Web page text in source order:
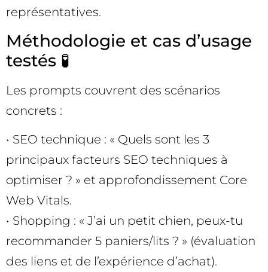
représentatives.
Méthodologie et cas d’usage
testés 🧪
Les prompts couvrent des scénarios
concrets :
• SEO technique : « Quels sont les 3
principaux facteurs SEO techniques à
optimiser ? » et approfondissement Core
Web Vitals.
• Shopping : « J’ai un petit chien, peux-tu
recommander 5 paniers/lits ? » (évaluation
des liens et de l’expérience d’achat).